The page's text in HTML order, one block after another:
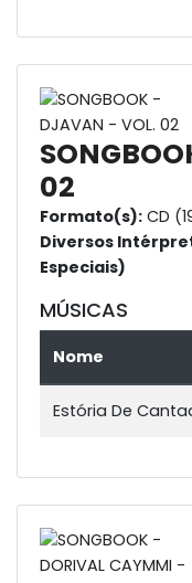
02
Formato(s): CD
Diversos
Especiais)
MÚSICAS
Nome
Estória De